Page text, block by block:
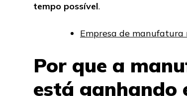
tempo possível.
Empresa de manufatura
Por que a
está ganhando